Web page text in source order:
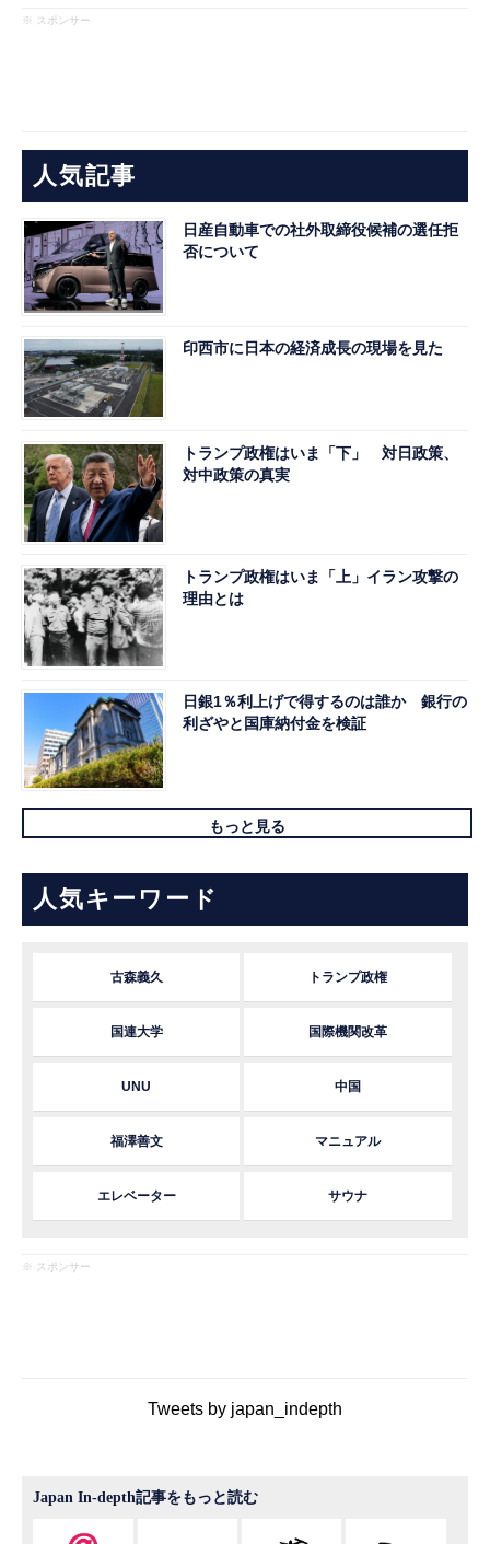
※ スポンサー
人気記事
日産自動車での社外取締役候補の選任拒
否について
印西市に日本の経済成長の現場を見た
トランプ政権はいま「下」 対日政策、
対中政策の真実
トランプ政権はいま「上」イラン攻撃の
理由とは
日銀1％利上げで得するのは誰か 銀行の
利ざやと国庫納付金を検証
もっと見る
人気キーワード
古森義久 トランプ政権
国連大学 国際機関改革
UNU 中国
福澤善文 マニュアル
エレベーター サウナ
※ スポンサー
Tweets by japan_indepth
Japan In-depth記事をもっと読む